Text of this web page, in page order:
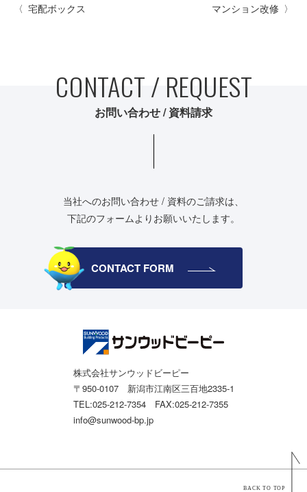
宅配ボックス マンション改修
CONTACT / REQUEST
お問い合わせ / 資料請求
当社へのお問い合わせ / 資料のご請求は、
下記のフォームよりお願いいたします。
CONTACT FORM
株式会社サンウッドビーピー
〒950-0107 新潟市江南区三百地2335-1
TEL:025-212-7354 FAX:025-212-7355
info@sunwood-bp.jp